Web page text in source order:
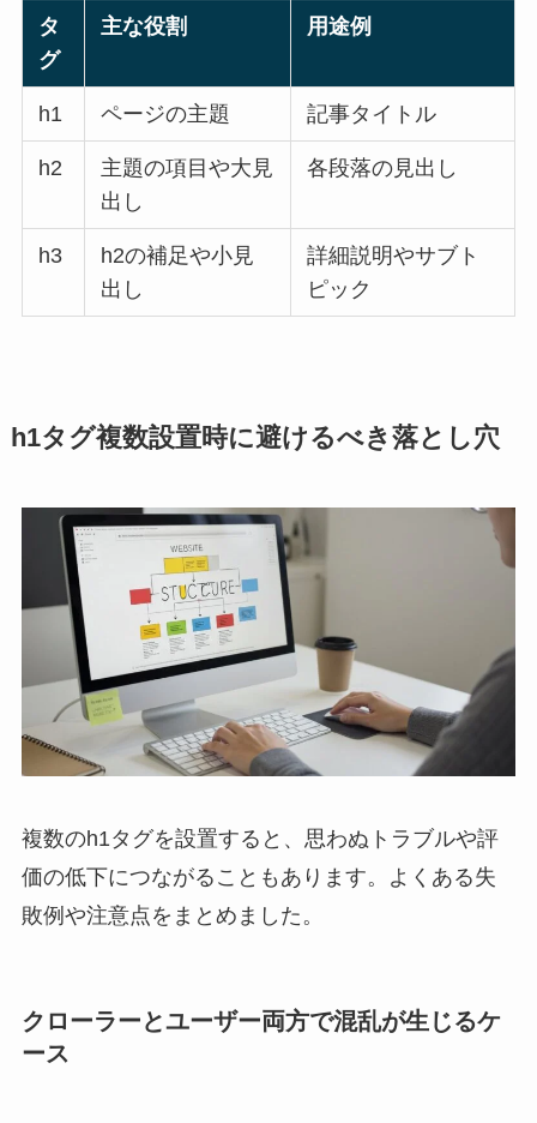
タ
グ
主な役割 用途例
h1 ページの主題 記事タイトル
h2
主題の項目や大見
出し
各段落の見出し
h3
h2の補足や小見
出し
詳細説明やサブト
ピック
h1タグ複数設置時に避けるべき落とし穴
複数のh1タグを設置すると、思わぬトラブルや評
価の低下につながることもあります。よくある失
敗例や注意点をまとめました。
クローラーとユーザー両方で混乱が生じるケ
ース